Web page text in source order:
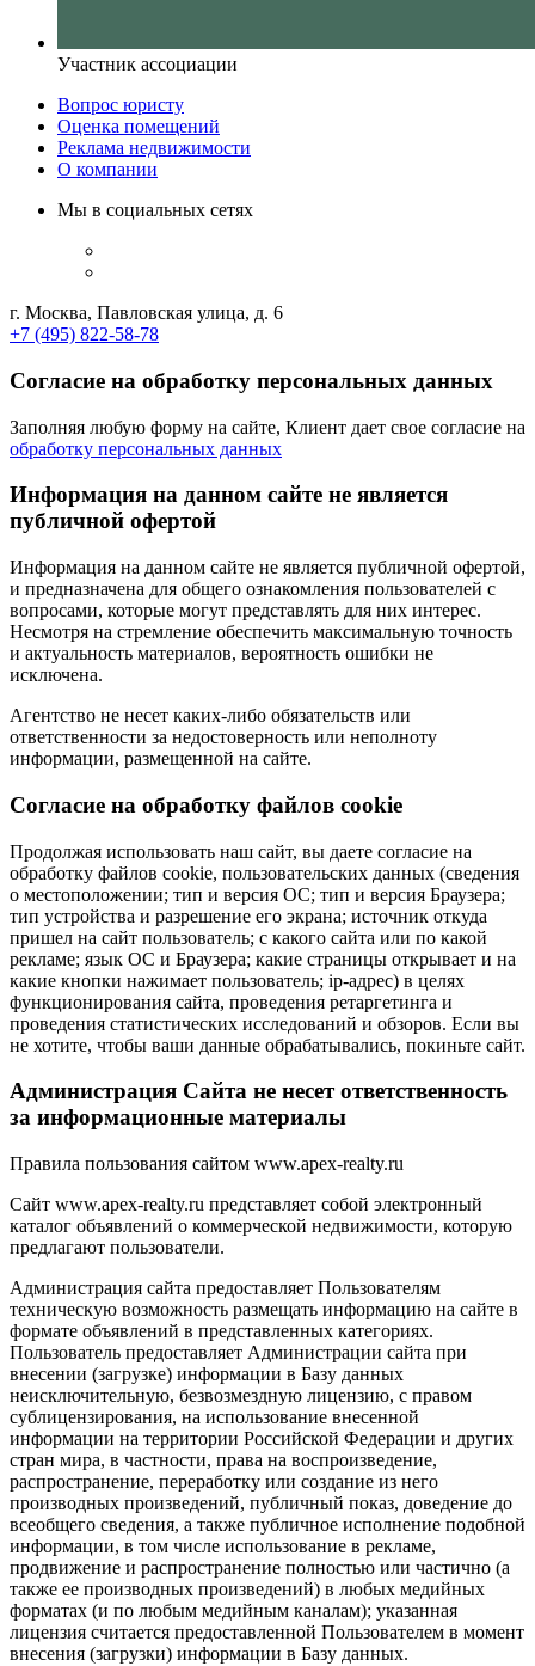
Участник ассоциации
Вопрос юристу
Оценка помещений
Реклама недвижимости
О компании
Мы в социальных сетях
г. Москва, Павловская улица, д. 6
+7 (495) 822-58-78
Согласие на обработку персональных данных
Заполняя любую форму на сайте, Клиент дает свое согласие на
обработку персональных данных
Информация на данном сайте не является
публичной офертой
Информация на данном сайте не является публичной офертой,
и предназначена для общего ознакомления пользователей с
вопросами, которые могут представлять для них интерес.
Несмотря на стремление обеспечить максимальную точность
и актуальность материалов, вероятность ошибки не
исключена.
Агентство не несет каких-либо обязательств или
ответственности за недостоверность или неполноту
информации, размещенной на сайте.
Cогласие на обработку файлов cookie
Продолжая использовать наш сайт, вы даете согласие на
обработку файлов cookie, пользовательских данных (сведения
о местоположении; тип и версия ОС; тип и версия Браузера;
тип устройства и разрешение его экрана; источник откуда
пришел на сайт пользователь; с какого сайта или по какой
рекламе; язык ОС и Браузера; какие страницы открывает и на
какие кнопки нажимает пользователь; ip-адрес) в целях
функционирования сайта, проведения ретаргетинга и
проведения статистических исследований и обзоров. Если вы
не хотите, чтобы ваши данные обрабатывались, покиньте сайт.
Администрация Сайта не несет ответственность
за информационные материалы
Правила пользования сайтом www.apex-realty.ru
Сайт www.apex-realty.ru представляет собой электронный
каталог объявлений о коммерческой недвижимости, которую
предлагают пользователи.
Администрация сайта предоставляет Пользователям
техническую возможность размещать информацию на сайте в
формате объявлений в представленных категориях.
Пользователь предоставляет Администрации сайта при
внесении (загрузке) информации в Базу данных
неисключительную, безвозмездную лицензию, с правом
сублицензирования, на использование внесенной
информации на территории Российской Федерации и других
стран мира, в частности, права на воспроизведение,
распространение, переработку или создание из него
производных произведений, публичный показ, доведение до
всеобщего сведения, а также публичное исполнение подобной
информации, в том числе использование в рекламе,
продвижение и распространение полностью или частично (а
также ее производных произведений) в любых медийных
форматах (и по любым медийным каналам); указанная
лицензия считается предоставленной Пользователем в момент
внесения (загрузки) информации в Базу данных.